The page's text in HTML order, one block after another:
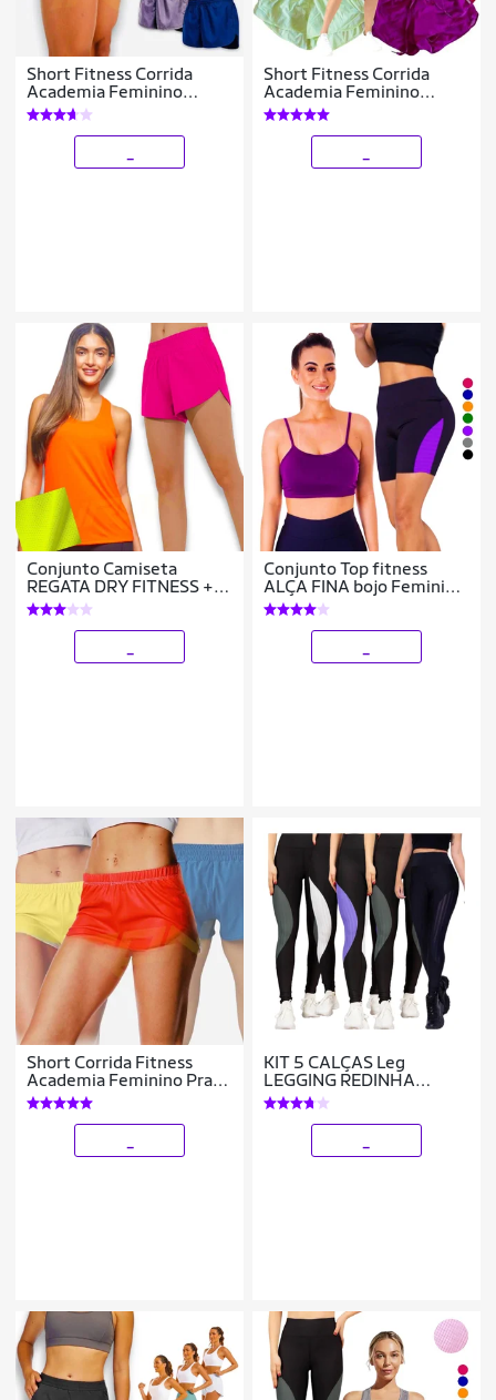
Short Fitness Corrida
Academia Feminino
Bermuda Praia 50
Short Fitness Corrida
Academia Feminino
Bermuda Praia 49
Conjunto Camiseta
REGATA DRY FITNESS +
Short TACTEL FEMININO
Academia Yoga Corrida
PLT 591
Conjunto Top fitness
ALÇA FINA bojo Feminino
+ SHORT leg LEGGING
REDINHA Academia
Corrida 644
Short Corrida Fitness
Academia Feminino Praia
Bermuda 48
KIT 5 CALÇAS Leg
LEGGING REDINHA
Cintura Alta Fitness
Treino Casual Corrida
Academia Cores 978